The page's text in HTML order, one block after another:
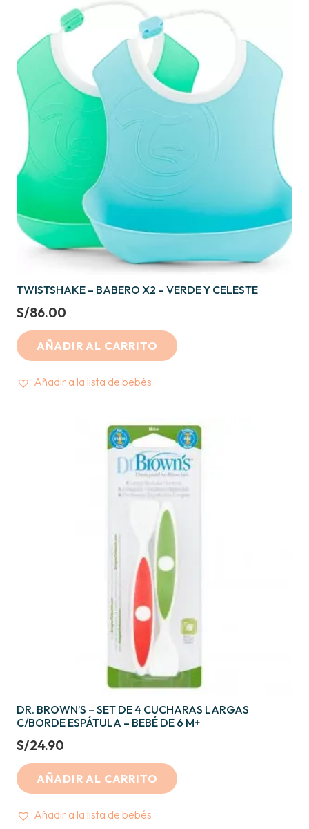
TWISTSHAKE – BABERO X2 – VERDE Y CELESTE
S/86.00
AÑADIR AL CARRITO
Añadir a la lista de bebés
DR. BROWN’S – SET DE 4 CUCHARAS LARGAS
C/BORDE ESPÁTULA – BEBÉ DE 6 M+
S/24.90
AÑADIR AL CARRITO
Añadir a la lista de bebés